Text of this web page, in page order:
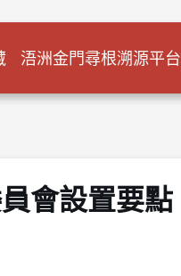
浯洲金門尋根溯源平台
會設置要點